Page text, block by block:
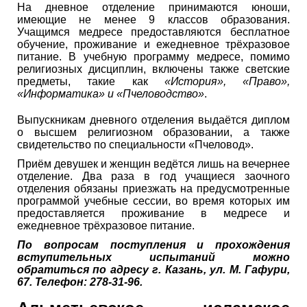
На дневное отделение принимаются юноши,
имеющие не менее 9 классов образования.
Учащимся медресе предоставляются бесплатное
обучение, проживание и ежедневное трёхразовое
питание. В учебную программу медресе, помимо
религиозных дисциплин, включены также светские
предметы, такие как «История», «Право»,
«Информатика» и «Пчеловодство».
Выпускникам дневного отделения выдаётся диплом
о высшем религиозном образовании, а также
свидетельство по специальности «Пчеловод».
Приём девушек и женщин ведётся лишь на вечернее
отделение. Два раза в год учащиеся заочного
отделения обязаны приезжать на предусмотренные
программой учебные сессии, во время которых им
предоставляется проживание в медресе и
ежедневное трёхразовое питание.
По вопросам поступления и прохождения
вступительных испытаний можно
обратиться по адресу г. Казань, ул. М. Гафури,
67. Телефон: 278-31-96.